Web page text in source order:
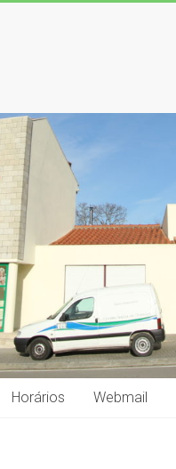
Horários Webmail